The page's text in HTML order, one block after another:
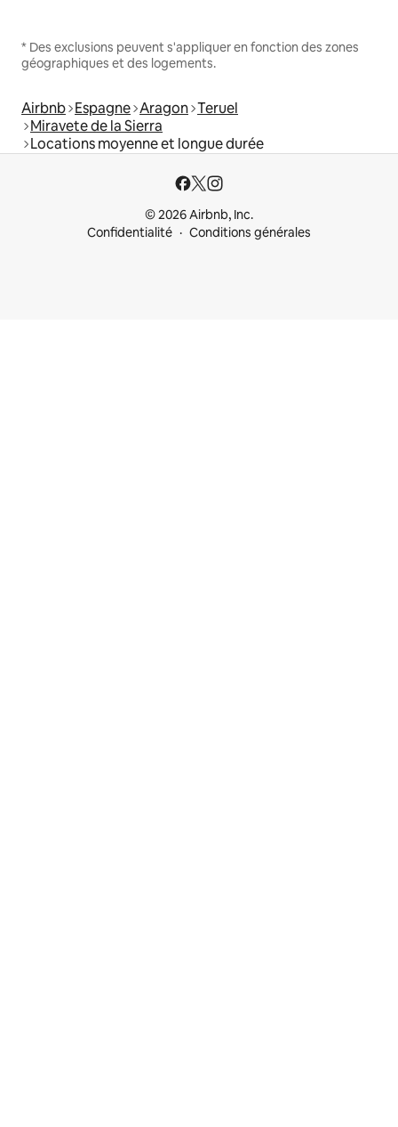
* Des exclusions peuvent s'appliquer en fonction des zones
géographiques et des logements.
Airbnb Espagne Aragon Teruel
Miravete de la Sierra
Locations moyenne et longue durée
© 2026 Airbnb, Inc.
Confidentialité
Conditions générales